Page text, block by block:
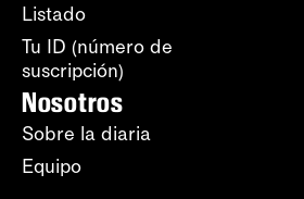
Listado
Tu ID (número de
suscripción)
Nosotros
Sobre la diaria
Equipo